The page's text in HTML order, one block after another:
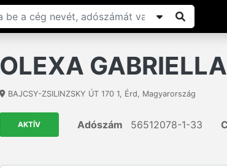
OLEXA GABRIELLA
BAJCSY-ZSILINZSKY ÚT 170 1, Érd, Magyarország
AKTÍV Adószám 56512078-1-33